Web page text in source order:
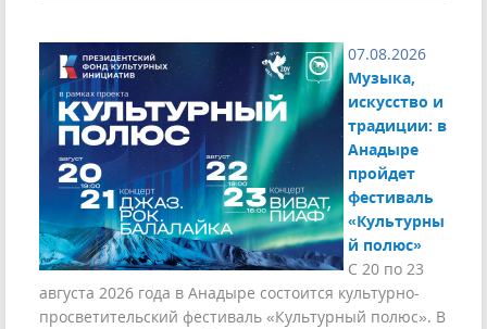
07.08.2026
Музыка,
искусство и
традиции: в
Анадыре
пройдет
фестиваль
«Культурны
й полюс»
С 20 по 23
августа 2026 года в Анадыре состоится культурно-
просветительский фестиваль «Культурный полюс». В